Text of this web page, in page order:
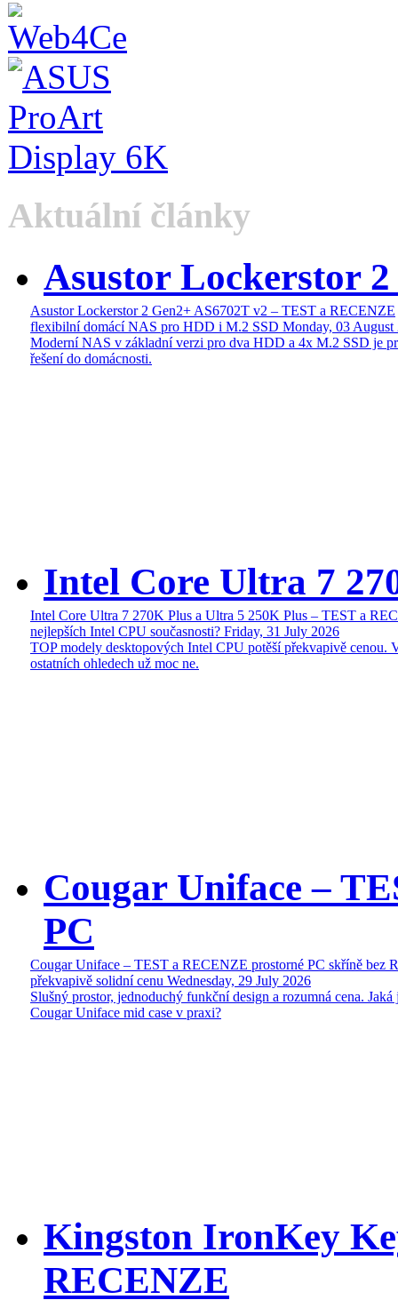
Aktuální články
Asustor Lockerstor
Asustor Lockerstor 2 Gen2+ AS6702T v2 – TEST a RECENZE
flexibilní domácí NAS pro HDD i M.2 SSD Monday, 03 August
Moderní NAS v základní verzi pro dva HDD a 4x M.2 SSD je
řešení do domácnosti.
Intel Core Ultra 7
Intel Core Ultra 7 270K Plus a Ultra 5 250K Plus – TEST a
nejlepších Intel CPU současnosti? Friday, 31 July 2026
TOP modely desktopových Intel CPU potěší překvapivě cenou.
ostatních ohledech už moc ne.
Cougar Uniface –
PC
Cougar Uniface – TEST a RECENZE prostorné PC skříně bez
překvapivě solidní cenu Wednesday, 29 July 2026
Slušný prostor, jednoduchý funkční design a rozumná cena. Jaká
Cougar Uniface mid case v praxi?
Kingston IronKey
RECENZE